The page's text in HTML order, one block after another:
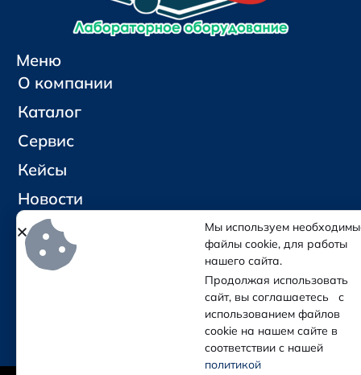
Меню
О компании
Каталог
Сервис
Кейсы
Новости
Контакты
Социальные сети и контакты
Мы используем
файлы cookie, для работы
нашего сайта.
Продолжая использовать
сайт, вы соглашаетесь с
использованием файлов
cookie на нашем сайте в
соответствии с нашей
политикой